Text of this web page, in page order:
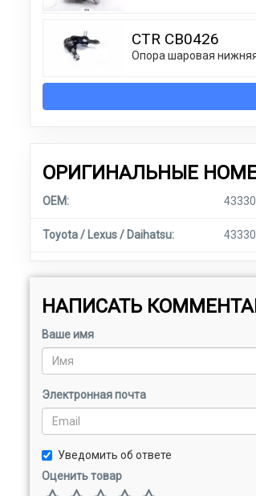
CTR CB0426
Опора шаровая нижняя
ОРИГИНАЛЬНЫЕ
OEM:
Toyota / Lexus / Daihatsu:
НАПИСАТЬ
Ваше имя
Электронная почта
Уведомить об ответе
Оценить товар